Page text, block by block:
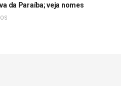
da Paraíba; veja nomes